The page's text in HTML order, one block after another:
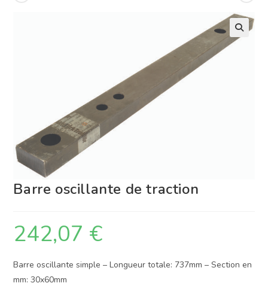
Barre oscillante de traction
242,07 €
Barre oscillante simple – Longueur totale: 737mm – Section en
mm: 30x60mm